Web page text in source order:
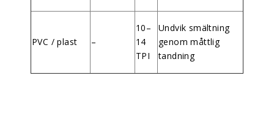
PVC / plast –
10–
14
TPI
Undvik smältning
genom måttlig
tandning